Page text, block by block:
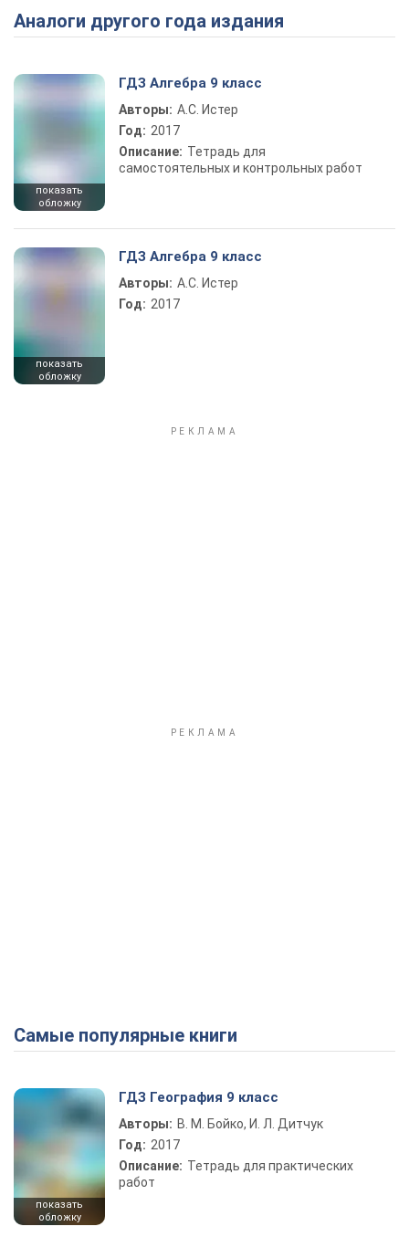
Play Video
Аналоги другого года издания
показать
обложку
ГДЗ Алгебра 9 класс
Авторы: А.С. Истер
Год: 2017
Описание: Тетрадь для
самостоятельных и контрольных работ
показать
обложку
ГДЗ Алгебра 9 класс
Авторы: А.С. Истер
Год: 2017
Самые популярные книги
показать
обложку
ГДЗ География 9 класс
Авторы: В. М. Бойко, И. Л. Дитчук
Год: 2017
Описание: Тетрадь для практических
работ